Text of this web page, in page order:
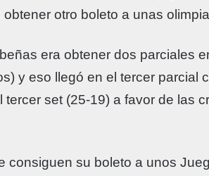
otro boleto a unas
era obtener dos parciales
y eso llegó en el tercer parcial
tercer set (25-19) a favor de las
consiguen su boleto a unos